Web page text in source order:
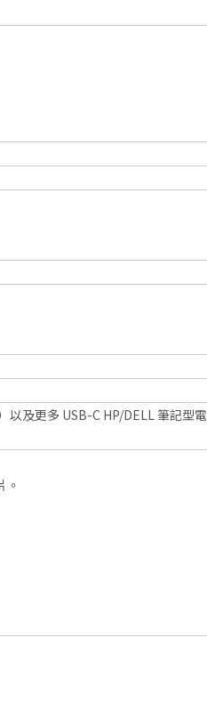
及更多 USB-C HP/DELL 筆記型電